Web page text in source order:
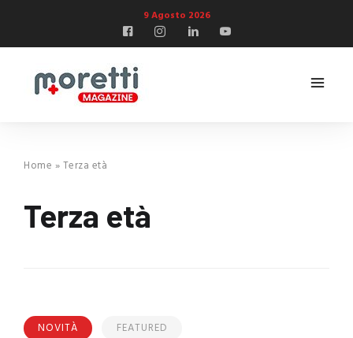
9 Agosto 2026
Home »Terza età
Terza età
NOVITÀ
FEATURED